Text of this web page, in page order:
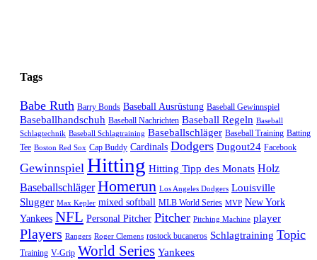
Tags
Babe Ruth Barry Bonds Baseball Ausrüstung Baseball Gewinnspiel
Baseballhandschuh Baseball Nachrichten Baseball Regeln Baseball
Schlagtechnik Baseball Schlagtraining Baseballschläger Baseball Training Batting
Tee Boston Red Sox Cap Buddy Cardinals Dodgers Dugout24 Facebook
Gewinnspiel Hitting Hitting Tipp des Monats Holz
Baseballschläger Homerun Los Angeles Dodgers Louisville
Slugger Max Kepler mixed softball MLB World Series MVP New York
Yankees NFL Personal Pitcher Pitcher Pitching Machine player
Players Rangers Roger Clemens rostock bucaneros Schlagtraining Topic
Training V-Grip World Series Yankees